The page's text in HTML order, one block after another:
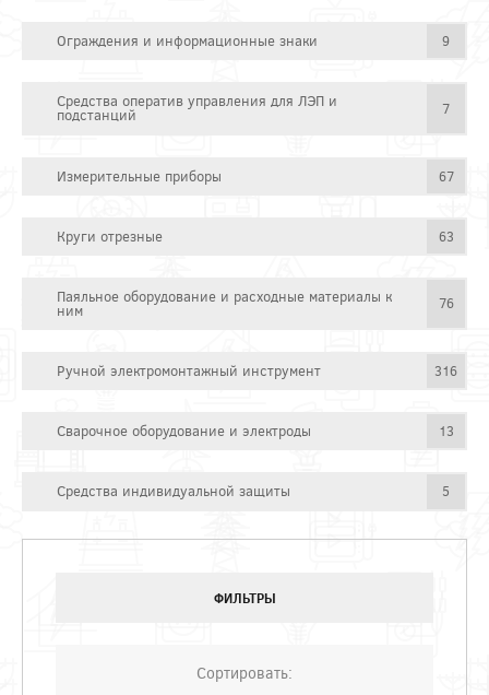
Ограждения и информационные знаки 9
Средства оператив управления для ЛЭП и
подстанций 7
Измерительные приборы 67
Круги отрезные 63
Паяльное оборудование и расходные материалы к
ним 76
Ручной электромонтажный инструмент 316
Сварочное оборудование и электроды 13
Средства индивидуальной защиты 5
ФИЛЬТРЫ
Сортировать: